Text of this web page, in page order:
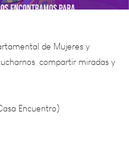
de Mujeres y
compartir miradas y